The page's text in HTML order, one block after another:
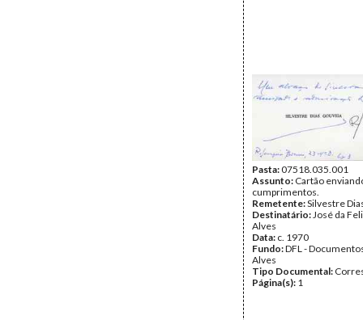
Pasta:07518.035.001
Assunto: Cartão
cumprimentos.
Remetente:Silvestre
Destinatário:José da
Alves
Data: c. 1970
Fundo:DFL -
Alves
Tipo Documental:
Página(s): 1